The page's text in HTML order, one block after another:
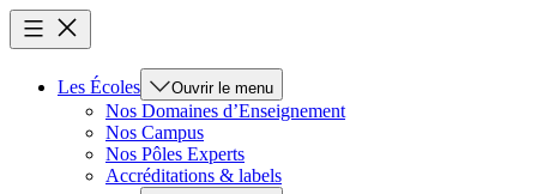
Les Écoles Ouvrir le menu
Nos Domaines d’Enseignement
Nos Campus
Nos Pôles Experts
Accréditations & labels